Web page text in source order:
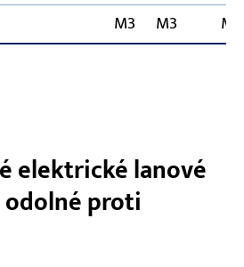
M3 M3 M3
elektrické lanové
proti